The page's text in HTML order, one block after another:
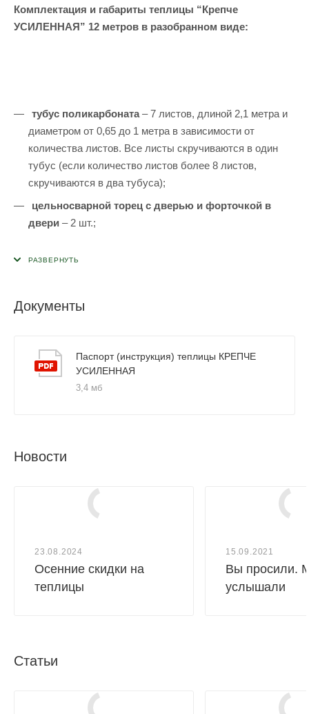
Комплектация и габариты теплицы “Крепче
УСИЛЕННАЯ” 12 метров в разобранном виде:
тубус поликарбоната– 7 листов, длиной 2,1 метра и
диаметром от 0,65 до 1 метра в зависимости от
количества листов. Все листы скручиваются в один
тубус (если количество листов более 8 листов,
скручиваются в два тубуса);
цельносварной торец с дверью и форточкой в
двери – 2 шт.;
инструкцией (0,28х0,195х0,1)
удлинителя (0,17х0,1х0,1)
комплект кровельных саморезов для крепления
поликарбоната (0,19х0,085х0,07)
Документы
Паспорт (инструкция) теплицы КРЕПЧЕ
УСИЛЕННАЯ
3,4 мб
Новости
23.08.2024
Осенние скидки на
теплицы
15.09.2021
Вы просили.
услышали
Статьи